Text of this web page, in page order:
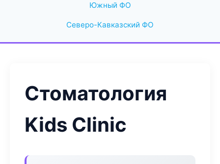
Южный ФО
Северо-Кавказский ФО
Стоматология
Kids Clinic